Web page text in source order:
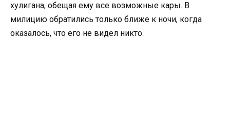
хулигана, обещая ему все возможные кары. В
милицию обратились только ближе к ночи, когда
оказалось, что его не видел никто.